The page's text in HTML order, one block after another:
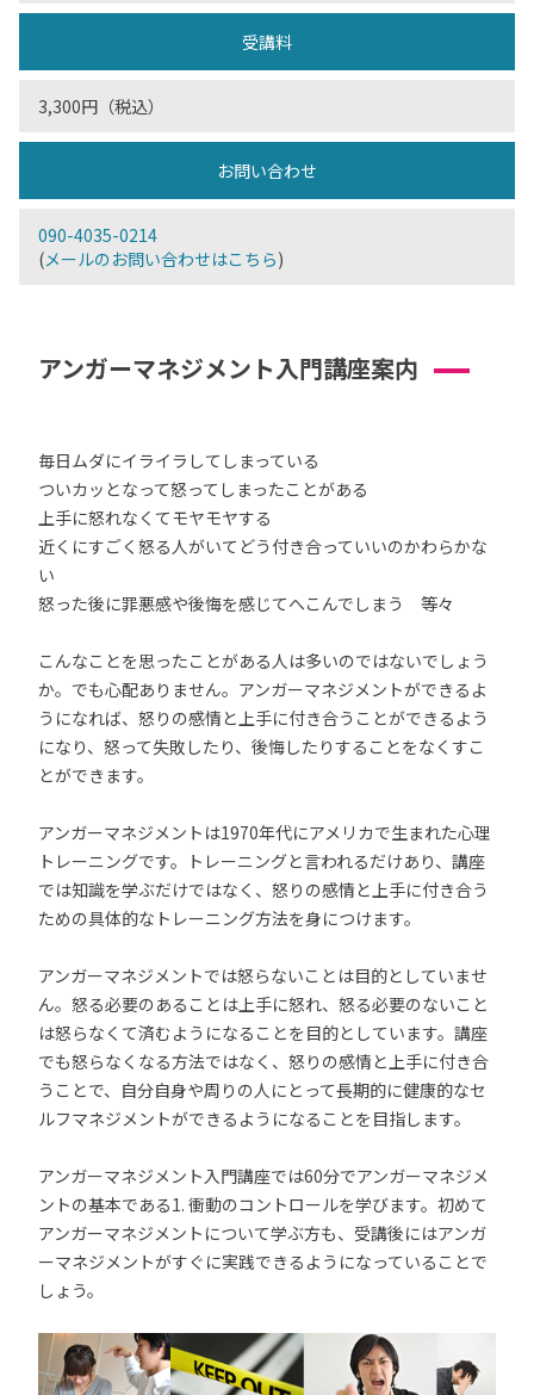
受講料
3,300円（税込）
お問い合わせ
090-4035-0214
(メールのお問い合わせはこちら)
アンガーマネジメント入門講座案内
毎日ムダにイライラしてしまっている
ついカッとなって怒ってしまったことがある
上手に怒れなくてモヤモヤする
近くにすごく怒る人がいてどう付き合っていいのかわらかな
い
怒った後に罪悪感や後悔を感じてへこんでしまう 等々
こんなことを思ったことがある人は多いのではないでしょう
か。でも心配ありません。アンガーマネジメントができるよ
うになれば、怒りの感情と上手に付き合うことができるよう
になり、怒って失敗したり、後悔したりすることをなくすこ
とができます。
アンガーマネジメントは1970年代にアメリカで生まれた心理
トレーニングです。トレーニングと言われるだけあり、講座
では知識を学ぶだけではなく、怒りの感情と上手に付き合う
ための具体的なトレーニング方法を身につけます。
アンガーマネジメントでは怒らないことは目的としていませ
ん。怒る必要のあることは上手に怒れ、怒る必要のないこと
は怒らなくて済むようになることを目的としています。講座
でも怒らなくなる方法ではなく、怒りの感情と上手に付き合
うことで、自分自身や周りの人にとって長期的に健康的なセ
ルフマネジメントができるようになることを目指します。
アンガーマネジメント入門講座では60分でアンガーマネジメ
ントの基本である1. 衝動のコントロールを学びます。初めて
アンガーマネジメントについて学ぶ方も、受講後にはアンガ
ーマネジメントがすぐに実践できるようになっていることで
しょう。